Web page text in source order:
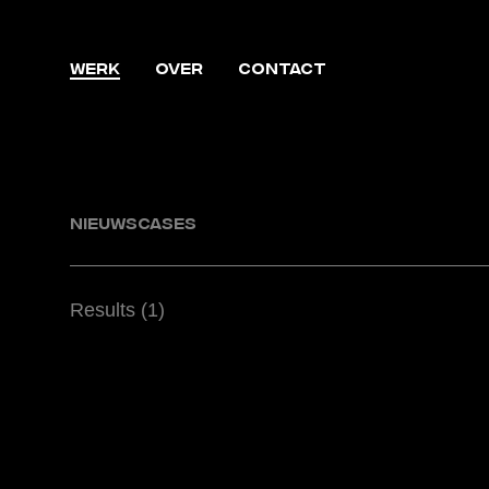
WERK OVER CONTACT
NIEUWSCASES
Results (1)